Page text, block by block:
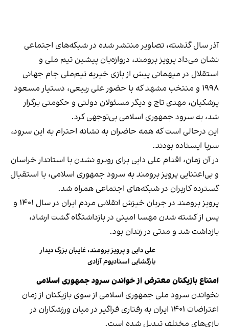
آذر سال گذشته، تصاویر منتشر شده در شبکه‌های اجتماعی
نشان می‌داد پرویز برومند، دروازه‌بان پیشین تیم ملی و
استقلال در میهمانی پیش از بازی خیریه تیم‌ملی جام جهانی
۱۹۹۸ و منتخب مشهد که با حضور علی ربیعی، دستیار مسعود
پزشکیان، مهدی تاج و دیگر مسئولان دولتی و حکومتی برگزار
شد، به سرود جمهوری اسلامی بی‌توجهی کرد.
این درحالی است که همه حاضران به نشانه احترام به این سرود،
سرپا ایستاده‌ بودند.
در آن زمان، اقدام علی دایی برای روبرو نشدن با استاندار خراسان
و بی‌اعتنایی پرویز برومند به سرود جمهوری اسلامی، با استقبال
گسترده کاربران در شبکه‌های اجتماعی همراه شد.
پرویز برومند در جریان خیزش انقلابی مردم ایران در سال ۱۴۰۱ و
پس از کشته شدن مهسا امینی در بازداشتگاه گشت ارشاد،
بازداشت شد و مدتی در زندان بود.
علی دایی و پرویز برومند، غایبان بزرگ دیدار
بازگشایی استادیوم آزادی
امتناع بازیکنان معترض از خواندن سرود جمهوری اسلامی
نخواندن سرود ملی جمهوری اسلامی از سوی بازیکنان از زمان
اعتراضات ۱۴۰۱ ایران به رفتاری فراگیر در میان ورزشکاران در
بازی‌های مختلف تبدیل شده است.